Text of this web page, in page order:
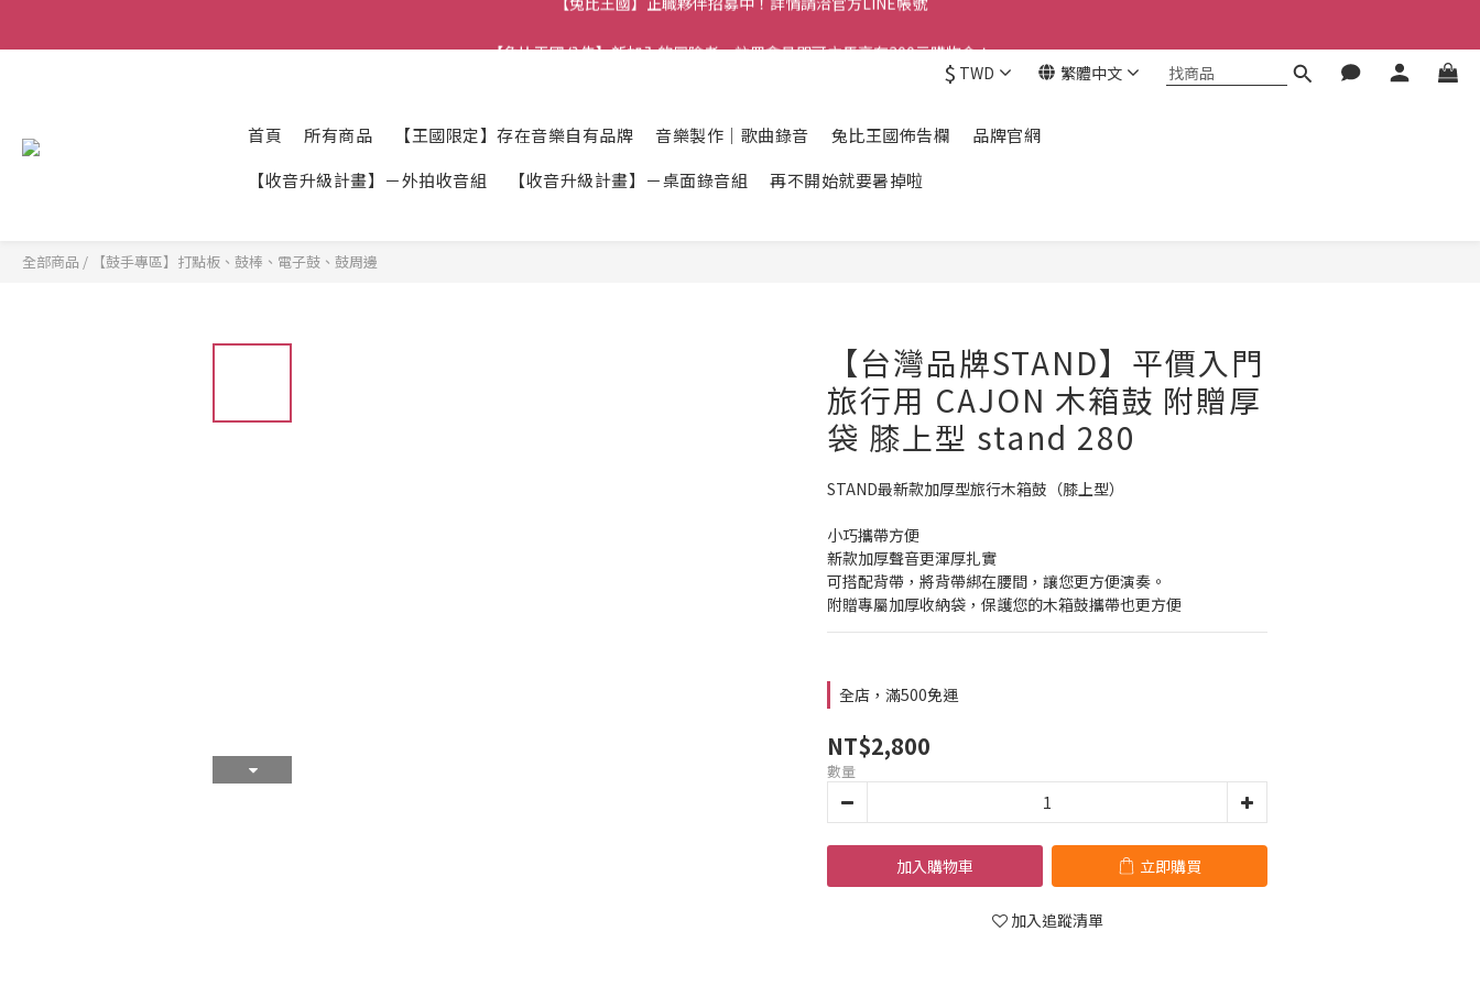
$ TWD 繁體中文
首頁 所有商品 【王國限定】存在音樂自有品牌 音樂製作｜歌曲錄音 兔比王國佈告欄
品牌官網
【收音升級計畫】－外拍收音組
【收音升級計畫】－桌面錄音組 再不開始就要暑掉啦
全部商品 / 【鼓手專區】打點板、鼓棒、電子鼓、鼓周邊
【台灣品牌STAND】平價入門
旅行用 CAJON 木箱鼓 附贈厚
袋 膝上型 stand 280
STAND最新款加厚型旅行木箱鼓（膝上型）
小巧攜帶方便
新款加厚聲音更渾厚扎實
可搭配背帶，將背帶綁在腰間，讓您更方便演奏。
附贈專屬加厚收納袋，保護您的木箱鼓攜帶也更方便
全店，滿500免運
NT$2,800
數量
加入購物車 立即購買
加入追蹤清單